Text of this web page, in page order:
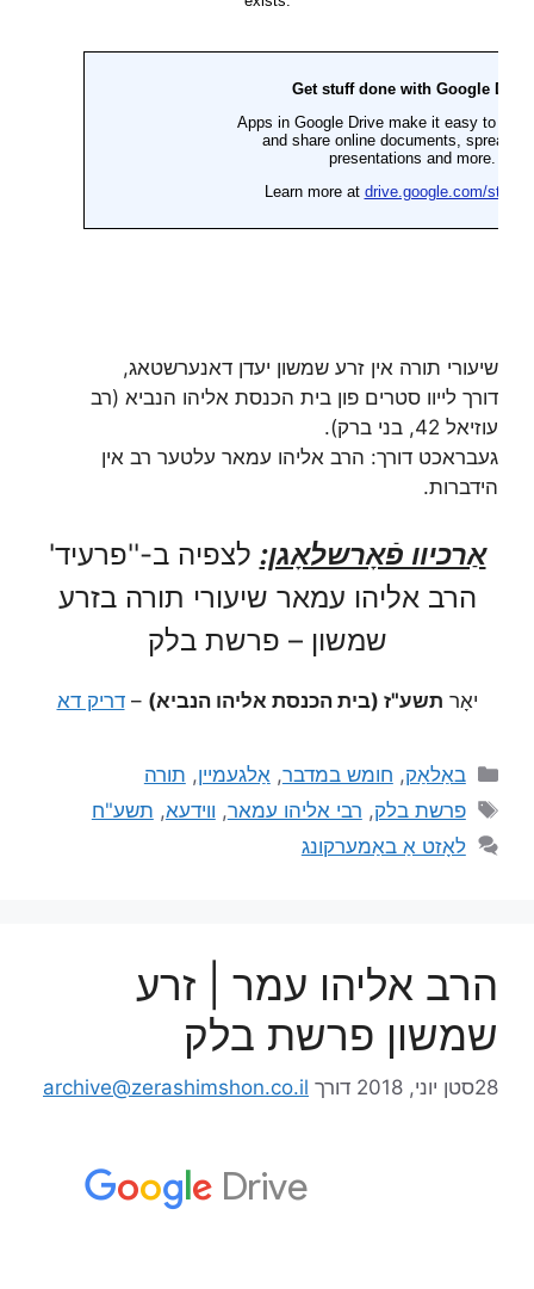
שיעורי תורה אין זרע שמשון יעדן דאנערשטאג,
דורך לייוו סטרים פון בית הכנסת אליהו הנביא (רב
עוזיאל 42, בני ברק).
געבראכט דורך: הרב אליהו עמאר עלטער רב אין
הידברות.
אַרכיוו פֿאָרשלאָגן: לצפיה ב-''פרעיד'
הרב אליהו עמאר שיעורי תורה בזרע
שמשון – פרשת בלק
יאָר תשע"ז (בית הכנסת אליהו הנביא) –דריק דא
באַלאַק, חומש במדבר, אַלגעמיין, תורה
פרשת בלק, רבי אליהו עמאר, ווידעא, תשע"ח
לאָזט אַ באַמערקונג
הרב אליהו עמר | זרע
שמשון פרשת בלק
28סטן יוני, 2018 דורך archive@zerashimshon.co.il